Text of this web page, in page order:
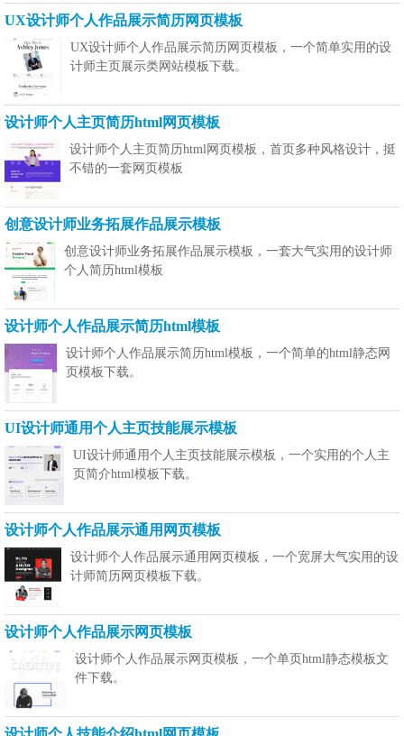
UX设计师个人作品展示简历网页模板
UX设计师个人作品展示简历网页模板，一个简单实用的设
计师主页展示类网站模板下载。
设计师个人主页简历html网页模板
设计师个人主页简历html网页模板，首页多种风格设计，挺
不错的一套网页模板
创意设计师业务拓展作品展示模板
创意设计师业务拓展作品展示模板，一套大气实用的设计师
个人简历html模板
设计师个人作品展示简历html模板
设计师个人作品展示简历html模板，一个简单的html静态网
页模板下载。
UI设计师通用个人主页技能展示模板
UI设计师通用个人主页技能展示模板，一个实用的个人主
页简介html模板下载。
设计师个人作品展示通用网页模板
设计师个人作品展示通用网页模板，一个宽屏大气实用的设
计师简历网页模板下载。
设计师个人作品展示网页模板
设计师个人作品展示网页模板，一个单页html静态模板文
件下载。